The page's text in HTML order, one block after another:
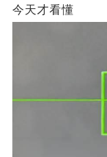
今天才看懂